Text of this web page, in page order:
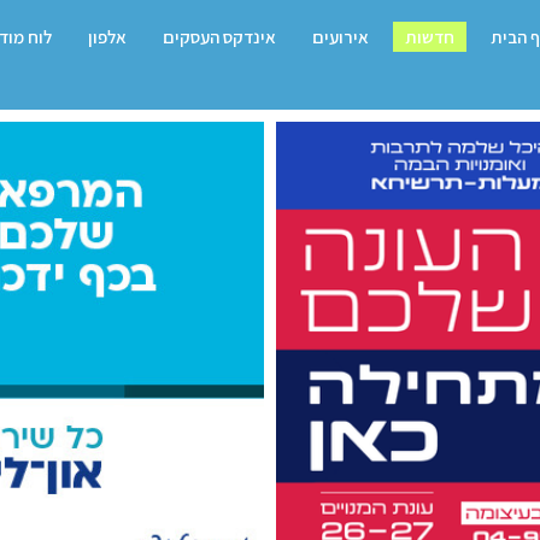
הבית חדשות אירועים אינדקס העסקים אלפון לוח